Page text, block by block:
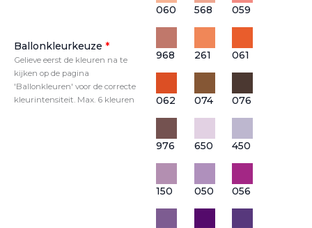
Ballonkleurkeuze *
Gelieve eerst de kleuren na te
kijken op de pagina
'Ballonkleuren' voor de correcte
kleurintensiteit. Max. 6 kleuren
060 568 059
968 261 061
062 074 076
976 650 450
150 050 056